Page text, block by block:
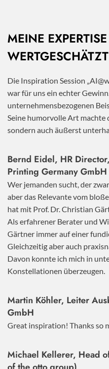
MEINE
WERTGESCHÄTZT
Die Inspiration Session
war für uns ein echter
unternehmensbezogenen
Seine humorvolle Art machte
sondern auch äußerst
Bernd Eidel, HR
Printing Germany
Wer jemanden sucht, der
aber das Relevante vom
hat mit Prof. Dr. Christian
Als erfahrener Berater und
Gärtner immer auf einer
Gleichzeitig aber auch
Davon konnte ich mich in
Konstellationen überzeugen.
Martin Köhler, Leiter
GmbH
Great inspiration! Thanks so
Michael Kellerer, Head